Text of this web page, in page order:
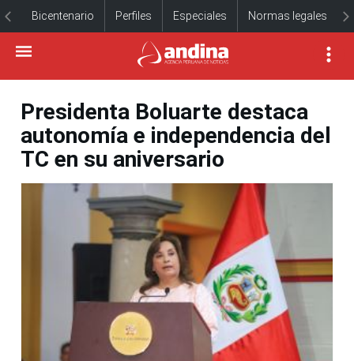
Bicentenario Perfiles Especiales Normas legales
Presidenta Boluarte destaca
autonomía e independencia del
TC en su aniversario